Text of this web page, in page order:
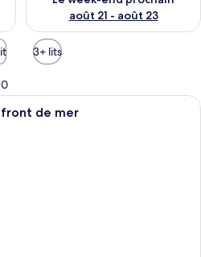
août 21 - août 23
3+ lits
Une chambre d’hôtel avec deux lits,
front de mer